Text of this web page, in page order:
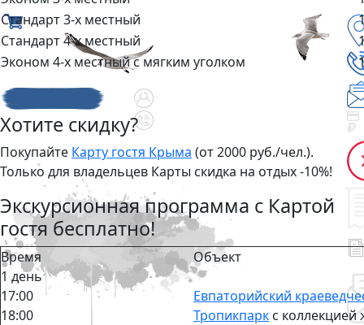
Стандарт 3-х местный
Стандарт 4-х местный
Эконом 4-х местный с мягким уголком
Хотите скидку?
Покупайте Карту гостя Крыма (от 2000 руб./чел.).
Только для владельцев Карты скидка на отдых -10%!
Экскурсионная программа с Картой
гостя бесплатно!
Время
Объект
1 день
17:00
Евпаторийский
18:00
Тропикпарк с коллекцией